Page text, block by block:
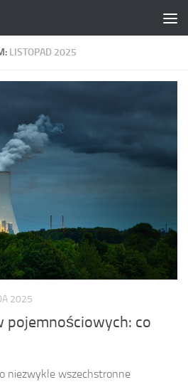
LISTOPAD 2025
2025
pojemnościowych: co
niezwykle wszechstronne